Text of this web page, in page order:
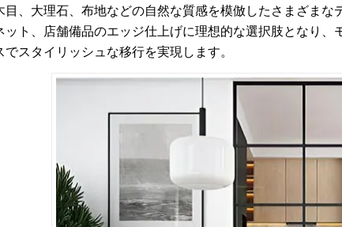
目、大理石、布地などの自然な質感を模倣したさまざま
ット、店舗備品のエッジ仕上げに理想的な選択肢となり
スタイリッシュな移行を実現します。